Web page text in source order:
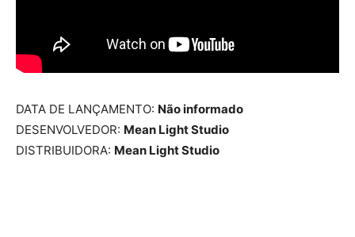
DATA DE LANÇAMENTO: Não informado
DESENVOLVEDOR: Mean Light Studio
DISTRIBUIDORA: Mean Light Studio